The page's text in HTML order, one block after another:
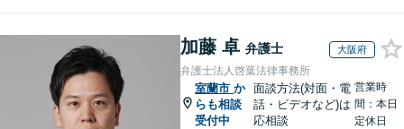
加藤 卓 弁護士 大阪府
弁護士法人啓葉法律事務所
室蘭市 か
らも相談
受付中
面談方法(対面・電
話・ビデオなど)は
応相談
営業時
間：本日
定休日